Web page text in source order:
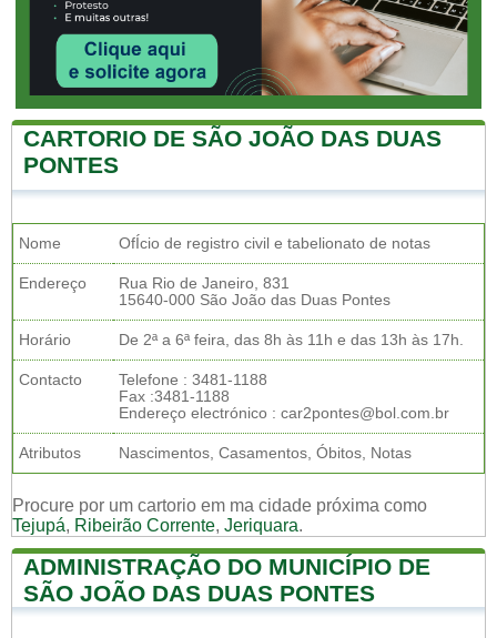
CARTORIO DE SÃO JOÃO DAS DUAS
PONTES
Nome OfÍcio de registro civil e tabelionato de notas
Endereço
Rua Rio de Janeiro, 831
15640-000 São João das Duas Pontes
Horário De 2ª a 6ª feira, das 8h às 11h e das 13h às 17h.
Contacto
Telefone : 3481-1188
Fax :3481-1188
Endereço electrónico : car2pontes@bol.com.br
Atributos Nascimentos, Casamentos, Óbitos, Notas
Procure por um cartorio em ma cidade próxima como
Tejupá, Ribeirão Corrente, Jeriquara.
ADMINISTRAÇÃO DO MUNICÍPIO DE
SÃO JOÃO DAS DUAS PONTES